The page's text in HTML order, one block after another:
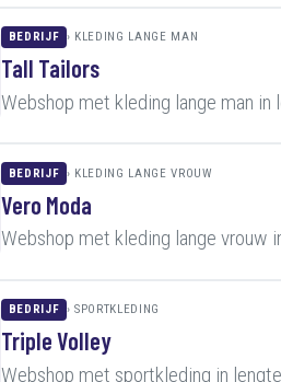
BEDRIJF KLEDING LANGE MAN
Tall Tailors
Webshop met kleding lange man in
BEDRIJF KLEDING LANGE VROUW
Vero Moda
Webshop met kleding lange vrouw
BEDRIJF SPORTKLEDING
Triple Volley
Webshop met sportkleding in